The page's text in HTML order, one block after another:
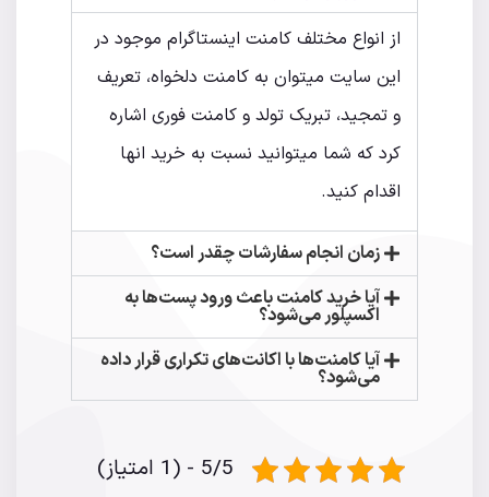
از انواع مختلف کامنت اینستاگرام موجود در
این سایت میتوان به کامنت دلخواه، تعریف
و تمجید، تبریک تولد و کامنت فوری اشاره
کرد که شما میتوانید نسبت به خرید انها
اقدام کنید.
زمان انجام سفارشات چقدر است؟
آیا خرید کامنت باعث ورود پست‌ها به
اکسپلور می‌شود؟
آیا کامنت‌ها با اکانت‌های تکراری قرار داده
می‌شود؟
5/5 - (1 امتیاز)